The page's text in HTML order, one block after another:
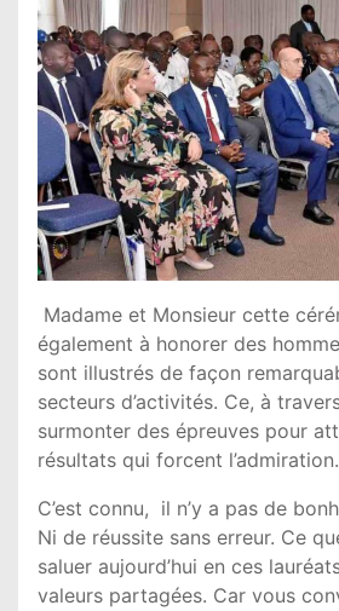
Madame et Monsieur cette
également à honorer des
sont illustrés de façon
secteurs d’activités. Ce, à
surmonter des épreuves pour
résultats qui forcent l’admiration.
C’est connu, il n’y a pas de
Ni de réussite sans erreur. Ce
saluer aujourd’hui en ces
valeurs partagées. Car vous